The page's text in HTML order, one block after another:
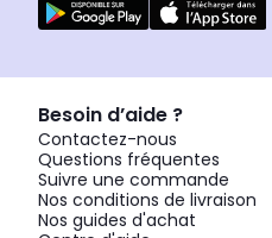
Besoin d’aide ?
Contactez-nous
Questions fréquentes
Suivre une commande
Nos conditions de livraison
Nos guides d'achat